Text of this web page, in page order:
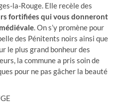
la-Rouge. Elle recèle des
fortifiées qui vous donneront
. On s’y promène pour
des Pénitents noirs ainsi que
le plus grand bonheur des
la commune a pris soin de
pour ne pas gâcher la beauté